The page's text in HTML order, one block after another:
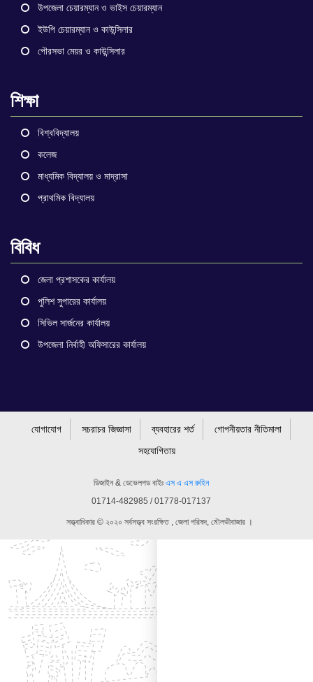
উপজেলা চেয়ারম্যান ও ভাইস চেয়ারম্যান
ইউপি চেয়ারম্যান ও কাউন্সিলার
পৌরসভা মেয়র ও কাউন্সিলার
শিক্ষা
বিশ্ববিদ্যালয়
কলেজ
মাধ্যমিক বিদ্যালয় ও মাদ্রাসা
প্রাথমিক বিদ্যালয়
বিবিধ
জেলা প্রশাসকের কার্যালয়
পুলিশ সুপারের কার্যালয়
সিভিল সার্জনের কার্যালয়
উপজেলা নির্বাহী অফিসারের কার্যালয়
যোগাযোগ সচরাচর জিজ্ঞাসা ব্যবহারের শর্ত
গোপনীয়তার নীতিমালা
সহযোগিতায়
ডিজাইন & ডেভেলপড বাইঃ এস এ এস রুহিন
01714-482985 / 01778-017137
সত্ত্বাধিকার © ২০২০ সর্বসত্ত্ব সংরক্ষিত , জেলা পরিষদ, মৌলভীবাজার ।